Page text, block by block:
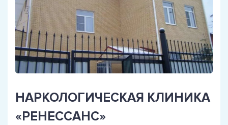
НАРКОЛОГИЧЕСКАЯ КЛИНИКА
«РЕНЕССАНС»